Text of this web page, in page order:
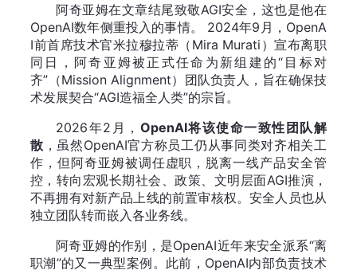
阿奇亚姆在文章结尾致敬AGI安全，这也是他在
OpenAI数年侧重投入的事情。 2024年9月，OpenA
I前首席技术官米拉穆拉蒂（Mira Murati）宣布离职
同日，阿奇亚姆被正式任命为新组建的“目标对
齐”（Mission Alignment）团队负责人，旨在确保技
术发展契合“AGI造福全人类”的宗旨。
2026年2月， OpenAI将该使命一致性团队解
散 ，虽然OpenAI官方称员工仍从事同类对齐相关工
作，但阿奇亚姆被调任虚职，脱离一线产品安全管
控，转向宏观长期社会、政策、文明层面AGI推演，
不再拥有对新产品上线的前置审核权。安全人员也从
独立团队转而嵌入各业务线。
阿奇亚姆的作别，是OpenAI近年来安全派系“离
职潮”的又一典型案例。此前，OpenAI内部负责技术